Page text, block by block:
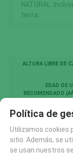
NATURAL.
tierra.
ALTURA LIBRE DE
EDAD DE
RECOMENDADO
CAD 2D
FAMILIAS
Política de
Utilizamos cookies
sitio. Además, se
se usan nuestros